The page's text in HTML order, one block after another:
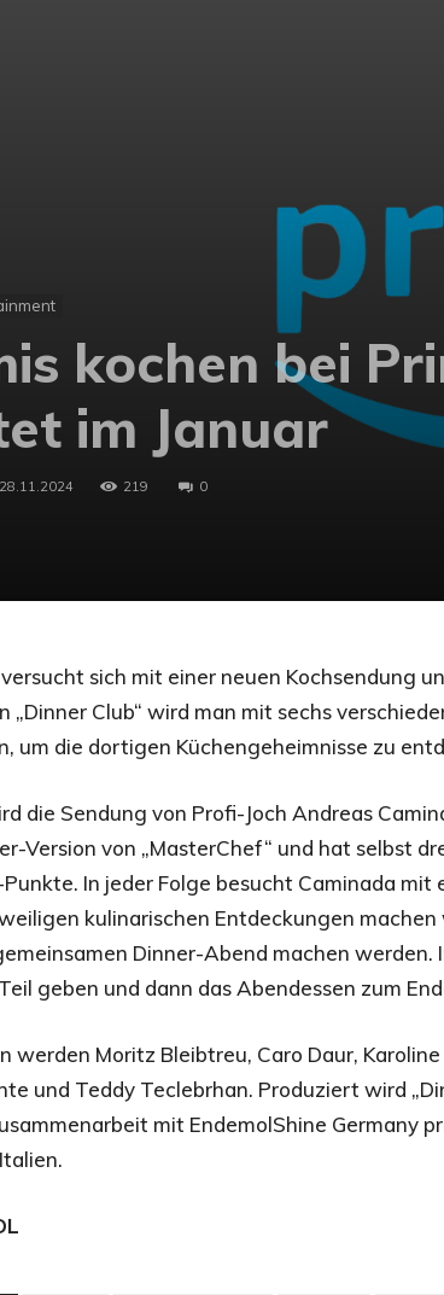
kochen bei
im Januar
28.11.2024 219 0
sich mit einer neuen Kochsendung
„Dinner Club“ wird man mit sechs
um die dortigen Küchengeheimnisse zu
die Sendung von Profi-Joch Andreas
Version von „MasterChef“ und hat selbst
In jeder Folge besucht Caminada mit
kulinarischen Entdeckungen
Dinner-Abend machen werden.
geben und dann das Abendessen zum
werden Moritz Bleibtreu, Caro Daur,
und Teddy Teclebrhan. Produziert wird
mit EndemolShine Germany